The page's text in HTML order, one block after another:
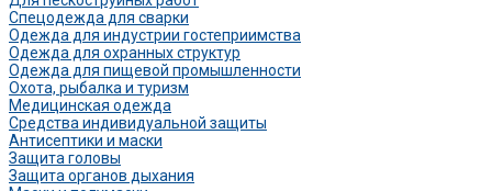
Спецодежда для сварки
Одежда для индустрии гостеприимства
Одежда для охранных структур
Одежда для пищевой промышленности
Охота, рыбалка и туризм
Медицинская одежда
Средства индивидуальной защиты
Антисептики и маски
Защита головы
Защита органов дыхания